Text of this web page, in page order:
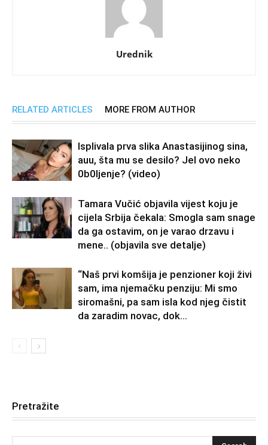
Urednik
RELATED ARTICLES MORE FROM AUTHOR
Isplivala prva slika Anastasijinog sina,
auu, šta mu se desilo? Jel ovo neko
0b0Ijenje? (video)
Tamara Vučić objavila vijest koju je
cijela Srbija čekala: Smogla sam snage
da ga ostavim, on je varao drzavu i
mene.. (objavila sve detalje)
“Naš prvi komšija je penzioner koji živi
sam, ima njemačku penziju: Mi smo
siromašni, pa sam isla kod njeg čistit
da zaradim novac, dok...
Pretražite